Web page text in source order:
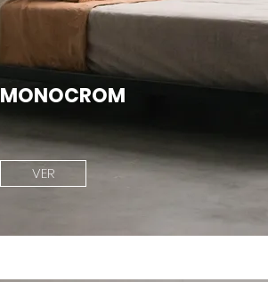
MONOCROM
VER